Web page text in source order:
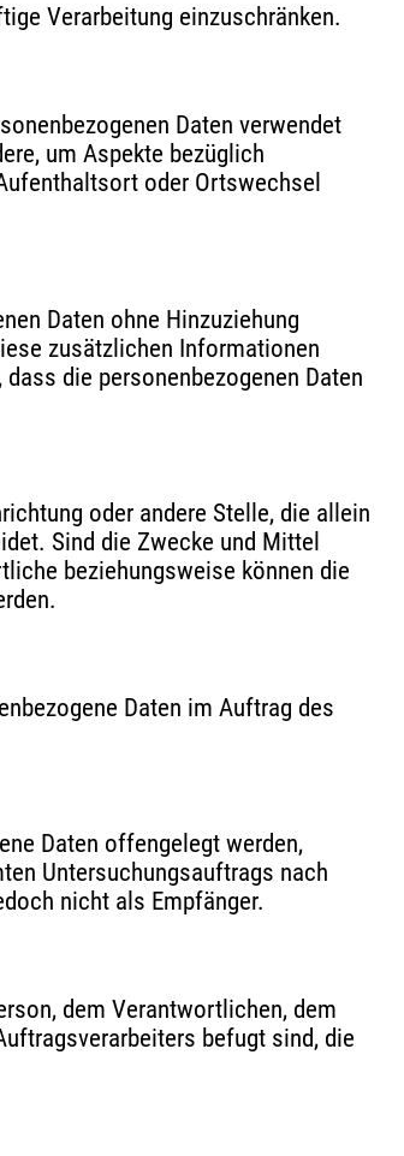
Verarbeitung einzuschränken.
Daten verwendet
um Aspekte bezüglich
oder Ortswechsel
Daten ohne Hinzuziehung
zusätzlichen Informationen
die personenbezogenen Daten
oder andere Stelle, die allein
Sind die Zwecke und Mittel
beziehungsweise können die
Daten im Auftrag des
Daten offengelegt werden,
Untersuchungsauftrags nach
nicht als Empfänger.
dem Verantwortlichen, dem
befugt sind, die